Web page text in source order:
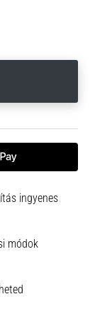
ingyenes
módok